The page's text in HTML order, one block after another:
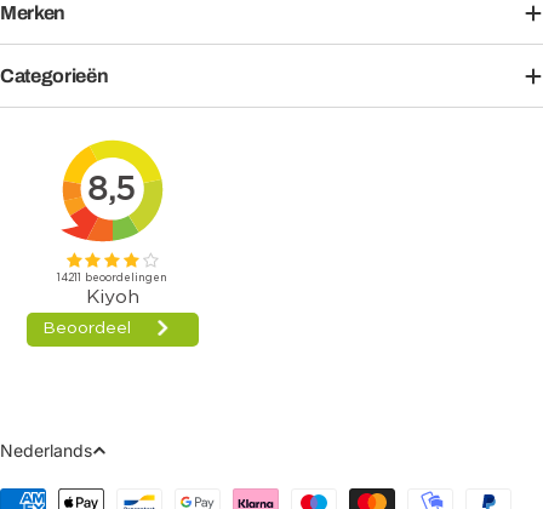
Merken
Categorieën
Taal
Nederlands
Betaalmethoden